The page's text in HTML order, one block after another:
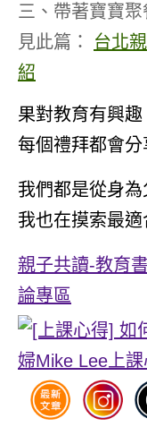
三、帶著寶寶聚
見此篇： 台北
紹
果對教育有興
每個禮拜都會分
我們都是從身為
我也在摸索最適
親子共讀-教育
論專區